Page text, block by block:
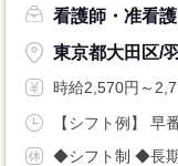
看護師・准看
東京都大田区/
時給2,570円～
【シフト例】 早
◆シフト制 ◆長期